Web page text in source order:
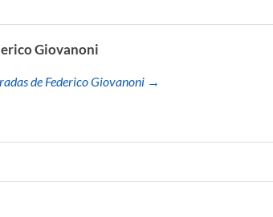
Giovanoni
de Federico Giovanoni →